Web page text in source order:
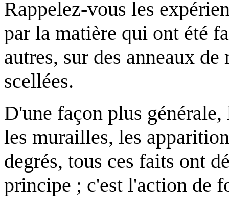
Rappelez-vous les
par la matière qui ont été
autres, sur des anneaux
scellées.
D'une façon plus générale,
les murailles, les
degrés, tous ces faits ont
principe ; c'est l'action de